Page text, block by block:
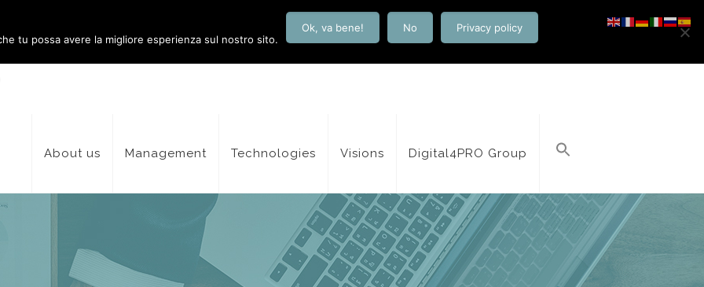
About us Management Technologies Visions Digital4PRO Group
tu possa avere la migliore esperienza sul nostro sito.
Ok, va bene! No Privacy policy